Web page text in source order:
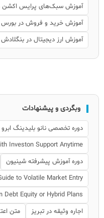
آموزش سبک‌های پرایس اکشن
آموزش خرید و فروش در بورس
آموزش ارز دیجیتال در بنگلادش
وبگردی و پیشنهادات
دوره تخصصی نانو بلیدینگ ابرو
Investon Support Anytime
دوره آموزش پیشرفته شینیون
to Volatile Market Entry
Debt Equity or Hybrid Plans
اجاره وثیقه در تبریز
متن